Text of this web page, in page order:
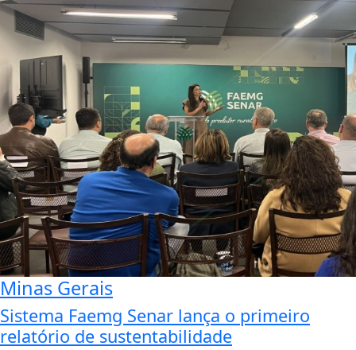
Minas Gerais
Sistema Faemg Senar lança o primeiro
relatório de sustentabilidade